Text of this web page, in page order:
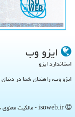
ایزو وب
استاندارد ایزو
ایزو وب، راهنمای شما در دنیای